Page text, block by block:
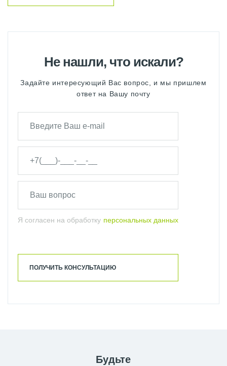
Не нашли, что искали?
Задайте интересующий Вас вопрос, и мы пришлем
ответ на Вашу почту
Я согласен на обработку персональных данных
ПОЛУЧИТЬ КОНСУЛЬТАЦИЮ
Будьте